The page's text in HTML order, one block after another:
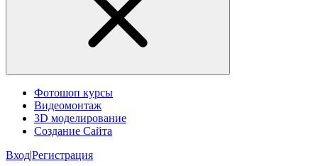
Фотошоп курсы
Видеомонтаж
3D моделирование
Создание Сайта
Вход|Регистрация